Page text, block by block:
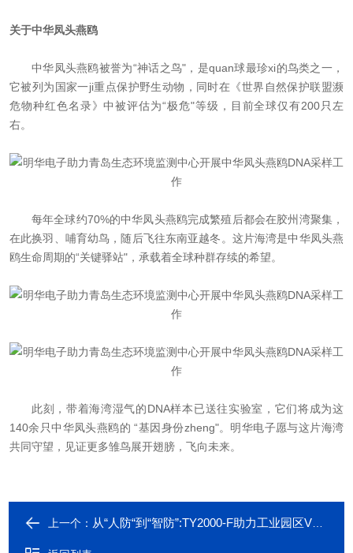
关于中华凤头燕鸥
中华凤头燕鸥被誉为“神话之鸟"，是quan球最珍xi的鸟类之一，
它被列为国家一ji重点保护野生动物，同时在《世界自然保护联盟濒
危物种红色名录》中被评估为“极危"等级，目前全球仅有200只左
右。
每年全球约70%的中华凤头燕鸥完成繁殖后都会在胶州湾聚集，
在此换羽、哺育幼鸟，随后飞往东南亚越冬。这片海湾是中华凤头燕
鸥生命周期的“关键驿站"，承载着全球种群存续的希望。
此刻，带着海湾湿气的DNA样本已送往实验室，它们将成为这
140余只中华凤头燕鸥的 “基因身份zheng"。明华电子愿与这片海湾
共同守望，见证更多雏鸟展开翅膀，飞向未来。
上一个： 从“人防“到“智防”:TY2000-F助力工业园区VOCs精准监管